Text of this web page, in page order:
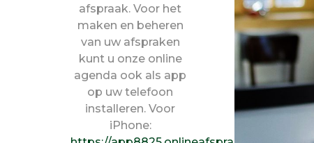
afspraak. Voor het
maken en beheren
van uw afspraken
kunt u onze online
agenda ook als app
op uw telefoon
installeren. Voor
iPhone: